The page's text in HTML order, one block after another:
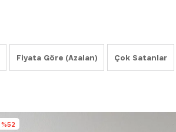
Fiyata Göre (Azalan) Çok Satanlar
%52